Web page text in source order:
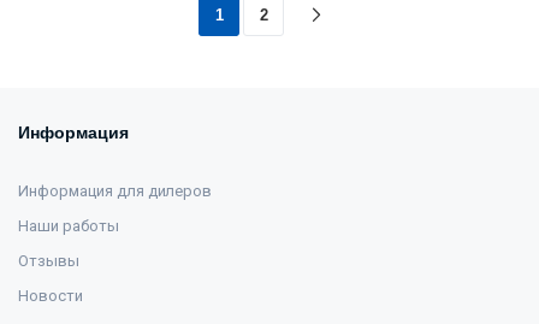
1 2
Информация
Информация для дилеров
Наши работы
Отзывы
Новости